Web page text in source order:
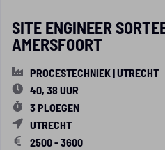
SITE ENGINEER
AMERSFOORT
PROCESTECHNIEK | UTRECHT
40, 38 UUR
3 PLOEGEN
UTRECHT
2500 - 3600